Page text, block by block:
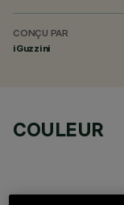
CONÇU PAR
iGuzzini
COULEUR